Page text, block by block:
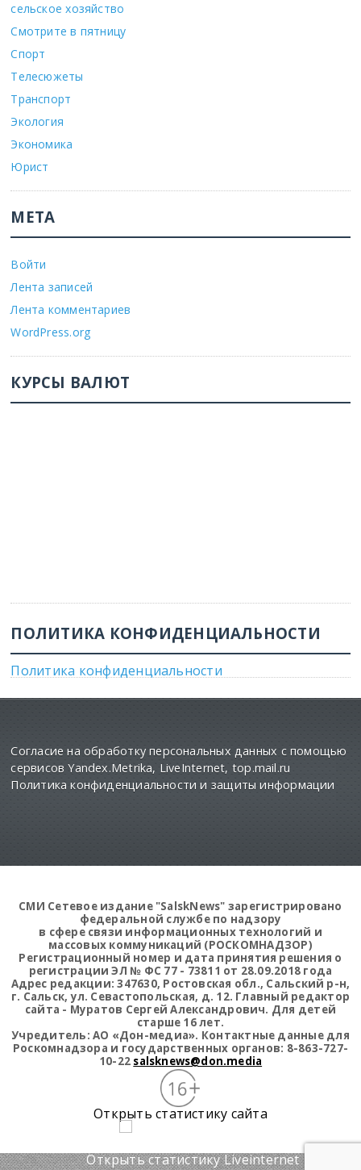
сельское хозяйство
Смотрите в пятницу
Спорт
Телесюжеты
Транспорт
Экология
Экономика
Юрист
МЕТА
Войти
Лента записей
Лента комментариев
WordPress.org
КУРСЫ ВАЛЮТ
ПОЛИТИКА КОНФИДЕНЦИАЛЬНОСТИ
Политика конфиденциальности
Согласие на обработку персональных данных с помощью
сервисов Yandex.Metrika, LiveInternet, top.mail.ru
Политика конфиденциальности и защиты информации
СМИ Сетевое издание "SalskNews" зарегистрировано
федеральной службе по надзору
в сфере связи информационных технологий и
массовых коммуникаций (РОСКОМНАДЗОР)
Регистрационный номер и дата принятия решения о
регистрации ЭЛ № ФС 77 - 73811 от 28.09.2018 года
Адрес редакции: 347630, Ростовская обл., Сальский р-н,
г. Сальск, ул. Севастопольская, д. 12. Главный редактор
сайта - Муратов Сергей Александрович. Для детей
старше 16 лет.
Учредитель: АО «Дон-медиа». Контактные данные для
Роскомнадзора и государственных органов: 8-863-727-
10-22 salsknews@don.media
Открыть статистику сайта
Открыть статистику Liveinternet